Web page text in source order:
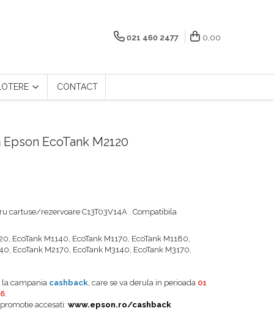
021 460 2477 0,00
CONTACT
EcoTank M2120
cartuse/rezervoare C13T03V14A . Compatibila
EcoTank M1140, EcoTank M1170, EcoTank M1180,
EcoTank M2170, EcoTank M3140, EcoTank M3170,
campania cashback, care se va derula in perioada 01
.
accesati: www.epson.ro/cashback